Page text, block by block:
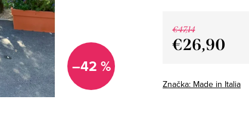
–42 %
€47,14
€26,90
Značka: Made in Italia